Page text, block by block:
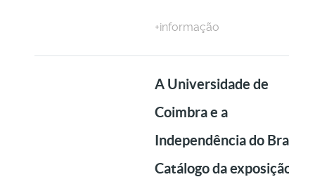
+informação
A Universidade de
Coimbra e a
Independência do Brasil:
Catálogo da exposição